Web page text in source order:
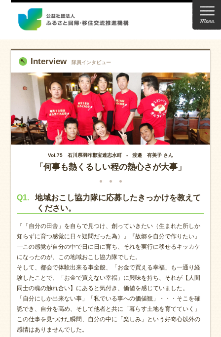
Interview 隊員インタビュー
Vol.75 石川県羽咋郡宝達志水町 - 渡邉 有美子 さん
「何事も熱くるしい程の熱心さが大事」
Q1.
地域おこし協力隊に応募したきっかけを教えて
ください。
『「自分の田舎」を自らで見つけ、創っていきたい（生まれた所しか
知らずに育つ感覚に日々疑問だった為）』『故郷を自分で作りたい』
―この感覚が自分の中で日に日に育ち、それを実行に移せるキッカケ
になったのが、この地域おこし協力隊でした。
そして、都会で体験出来る事全般、「お金で買える幸福」も一通り経
験したことで、「お金で買えない幸福」に興味を持ち、それが【人間
同士の魂の触れ合い】にあると気付き、価値を感じていました。
「自分にしか出来ない事」「私でいる事への価値観」・・・そこを確
認でき、自分を高め、そして他者と共に「暮らす土地を育てていく」
この仕事を見つけた瞬間、自分の中に「楽しみ」という好奇心以外の
感情はありませんでした。